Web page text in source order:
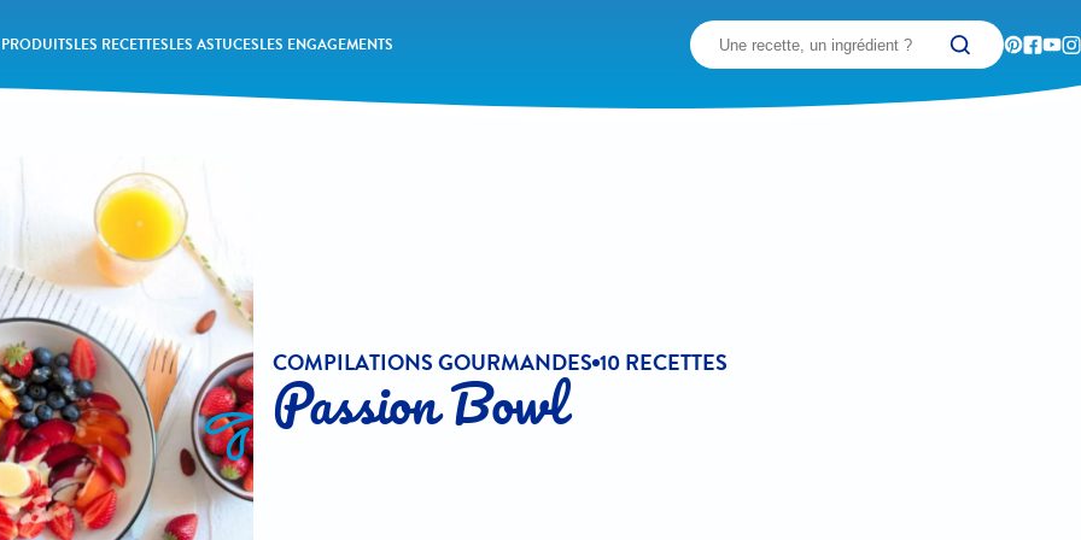
LES RECETTESLES ASTUCESLES ENGAGEMENTS Recherchez
COMPILATIONS GOURMANDES 10 RECETTES
Passion Bowl